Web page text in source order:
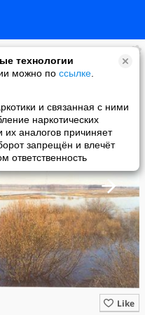
технологии
можно по ссылке
и связанная с ними
наркотических
их аналогов причиняет
запрещён и влечёт
ответственность
Like